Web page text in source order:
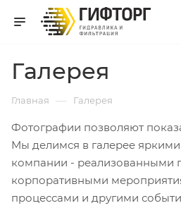
Галерея
Главная — Галерея
Фотографии позволяют
Мы делимся в галерее
компании - реализованными
корпоративными
процессами и другими